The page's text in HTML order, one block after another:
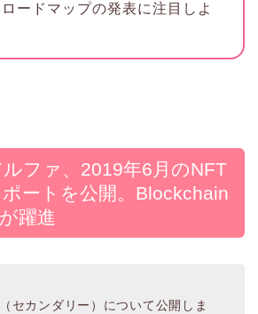
ードマップの発表に注目しよ
ファ、2019年6月のNFT
ートを公開。Blockchain
躍進
セカンダリー）について公開しま